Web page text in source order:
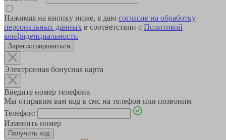
Нажимая на кнопку ниже, я даю согласие на обработку
персональных данных в соответствии с Политикой
конфиденциальности
Зарегистрироваться
Электронная бонусная карта
Введите номер телефона
Мы отправим вам код в смс на телефон или позвоним
Телефон:
Изменить номер